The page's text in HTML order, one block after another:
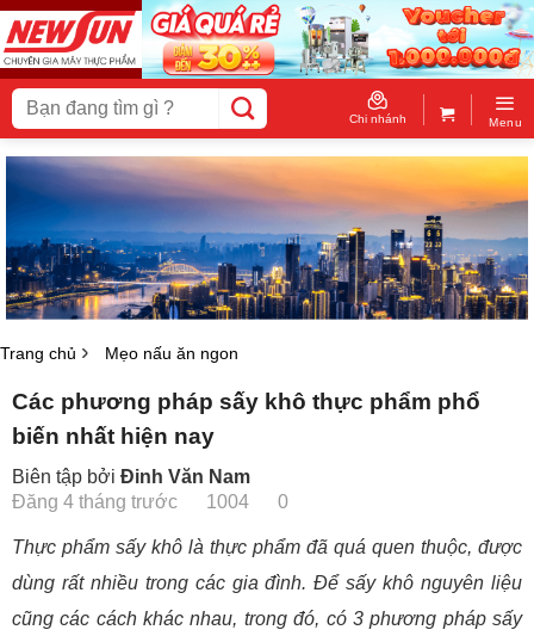
Skip
to
content
Tìm
kiếm:
Chi nhánh Menu
Trang chủ Mẹo nấu ăn ngon
Các phương pháp sấy khô thực phẩm phổ
biến nhất hiện nay
Biên tập bởi Đinh Văn Nam
Đăng 4 tháng trước
1004 0
Thực phẩm sấy khô là thực phẩm đã quá quen thuộc, được
dùng rất nhiều trong các gia đình. Để sấy khô nguyên liệu
cũng các cách khác nhau, trong đó, có 3 phương pháp sấy